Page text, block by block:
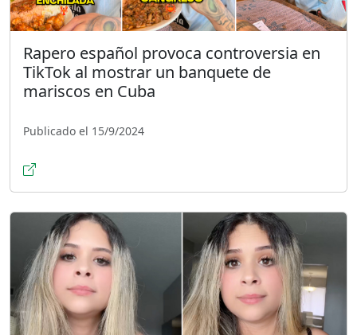
Rapero español provoca controversia en
TikTok al mostrar un banquete de
mariscos en Cuba
Publicado el 15/9/2024